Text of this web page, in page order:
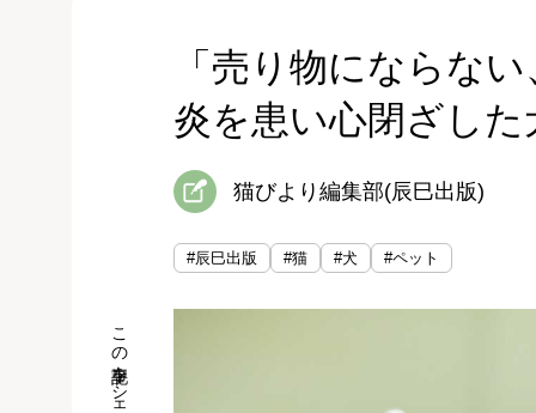
「売り物にならな
炎を患い心閉ざし
猫びより編集部(辰巳出版)
#辰巳出版 #猫 #犬 #ペット
この記事をシェア